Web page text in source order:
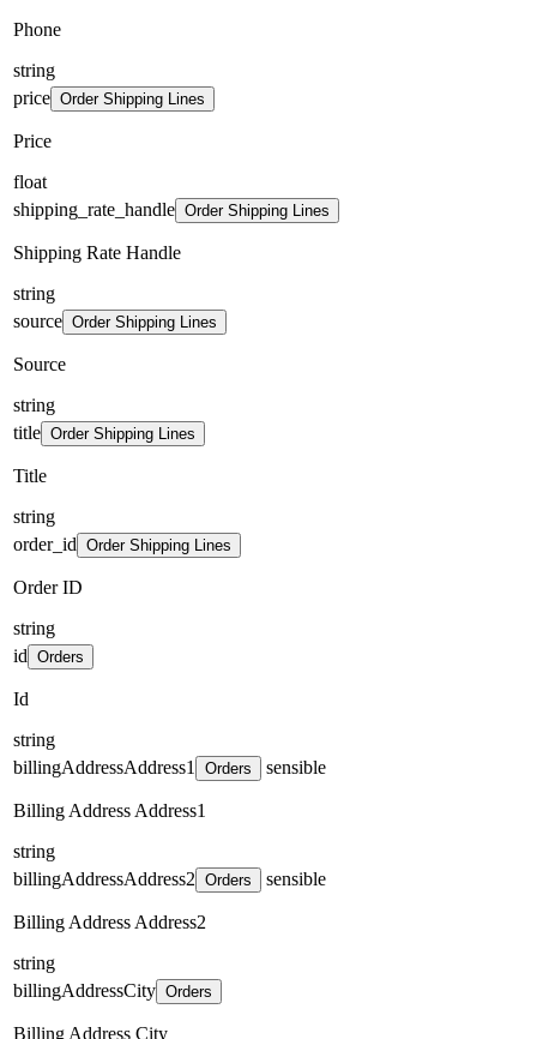
Phone
string
price Order Shipping Lines
Price
float
shipping_rate_handle Order Shipping Lines
Shipping Rate Handle
string
source Order Shipping Lines
Source
string
title Order Shipping Lines
Title
string
order_id Order Shipping Lines
Order ID
string
id Orders
Id
string
billingAddressAddress1
Orders sensible
Billing Address Address1
string
billingAddressAddress2 Orders sensible
Billing Address Address2
string
billingAddressCity Orders
Billing Address City